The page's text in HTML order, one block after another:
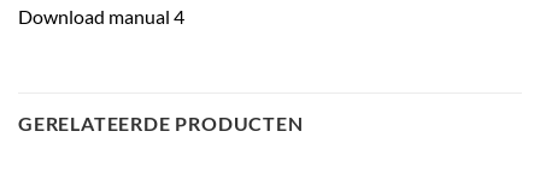
Download manual 4
GERELATEERDE PRODUCTEN